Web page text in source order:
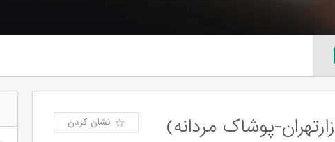
پوشاک مردانه) نشان کردن